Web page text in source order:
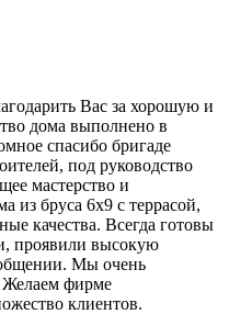
Вас за хорошую и
дома выполнено в
спасибо бригаде
под руководство
мастерство и
из бруса 6х9 с террасой,
качества. Всегда готовы
проявили высокую
Мы очень
Желаем фирме
клиентов.